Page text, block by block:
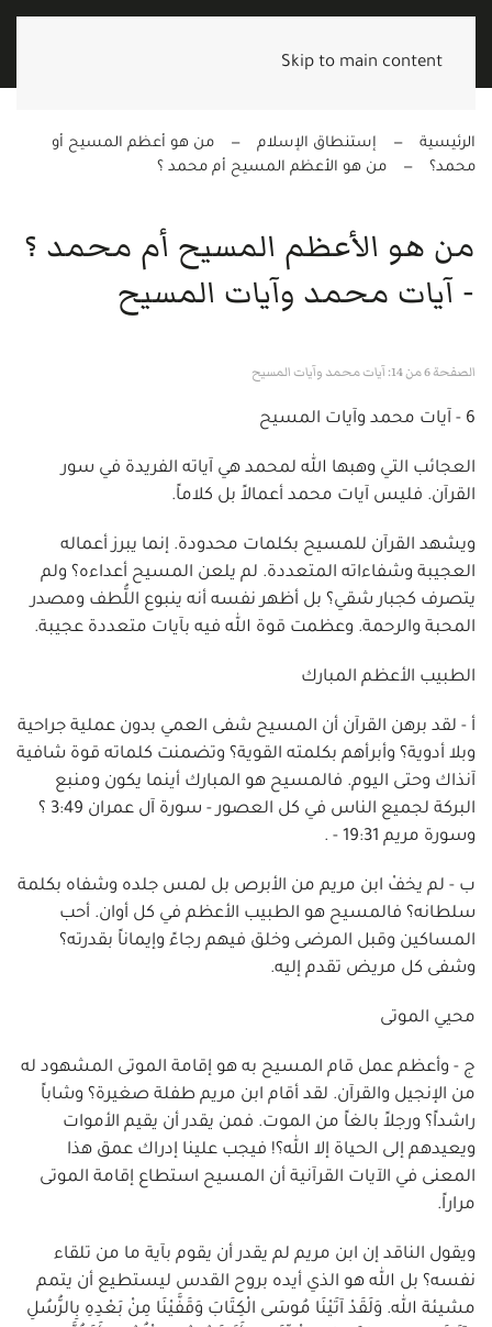
Skip to main content
الرئيسية إستنطاق الإسلام
من هو أعظم المسيح أو
محمد؟
من هو الأعظم المسيح أم محمد ؟
من هو الأعظم المسيح أم محمد ؟
- آيات محمد وآيات المسيح
الصفحة 6 من 14: آيات محمد وآيات المسيح
6 - آيات محمد وآيات المسيح
العجائب التي وهبها الله لمحمد هي آياته الفريدة في سور
القرآن. فليس آيات محمد أعمالاً بل كلاماً.
ويشهد القرآن للمسيح بكلمات محدودة. إنما يبرز أعماله
العجيبة وشفاءاته المتعددة. لم يلعن المسيح أعداءه؟ ولم
يتصرف كجبار شقي؟ بل أظهر نفسه أنه ينبوع اللُّطف ومصدر
المحبة والرحمة. وعظمت قوة الله فيه بآيات متعددة عجيبة.
الطبيب الأعظم المبارك
أ - لقد برهن القرآن أن المسيح شفى العمي بدون عملية جراحية
وبلا أدوية؟ وأبرأهم بكلمته القوية؟ وتضمنت كلماته قوة شافية
آنذاك وحتى اليوم. فالمسيح هو المبارك أينما يكون ومنبع
البركة لجميع الناس في كل العصور - سورة آل عمران 3:49 ؟
وسورة مريم 19:31 - .
ب - لم يخفْ ابن مريم من الأبرص بل لمس جلده وشفاه بكلمة
سلطانه؟ فالمسيح هو الطبيب الأعظم في كل أوان. أحب
المساكين وقبل المرضى وخلق فيهم رجاءً وإيماناً بقدرته؟
وشفى كل مريض تقدم إليه.
محيي الموتى
ج - وأعظم عمل قام المسيح به هو إقامة الموتى المشهود له
من الإنجيل والقرآن. لقد أقام ابن مريم طفلة صغيرة؟ وشاباً
راشداً؟ ورجلاً بالغاً من الموت. فمن يقدر أن يقيم الأموات
ويعيدهم إلى الحياة إلا الله؟! فيجب علينا إدراك عمق هذا
المعنى في الآيات القرآنية أن المسيح استطاع إقامة الموتى
مراراً.
ويقول الناقد إن ابن مريم لم يقدر أن يقوم بآية ما من تلقاء
نفسه؟ بل الله هو الذي أيده بروح القدس ليستطيع أن يتمم
مشيئة الله. وَلَقَدْ آتَيْنَا مُوسَى الْكِتَابَ وَقَفَّيْنَا مِنْ بَعْدِهِ بِالرُّسُلِ